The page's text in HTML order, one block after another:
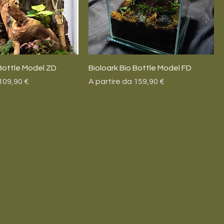
Model ZD
€
Bioloark Bio Bottle Model FD
A partire da 159,90 €
Prezzo scontato